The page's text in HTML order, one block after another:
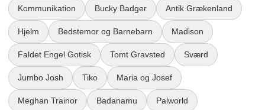
Kommunikation Bucky Badger Antik Grækenland
Hjelm Bedstemor og Barnebarn Madison
Faldet Engel Gotisk Tomt Gravsted Sværd
Jumbo Josh Tiko Maria og Josef
Meghan Trainor Badanamu Palworld